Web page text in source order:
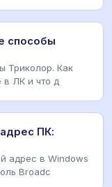
способы
Триколор. Как
в ЛК и что д
ПК:
адрес в Windows
Broadc